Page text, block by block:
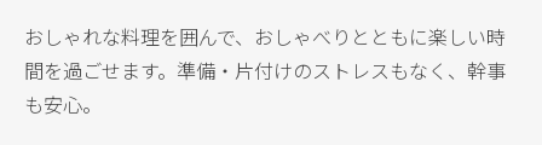
おしゃれな料理を囲んで、おしゃべりとともに楽しい時
間を過ごせます。準備・片付けのストレスもなく、幹事
も安心。